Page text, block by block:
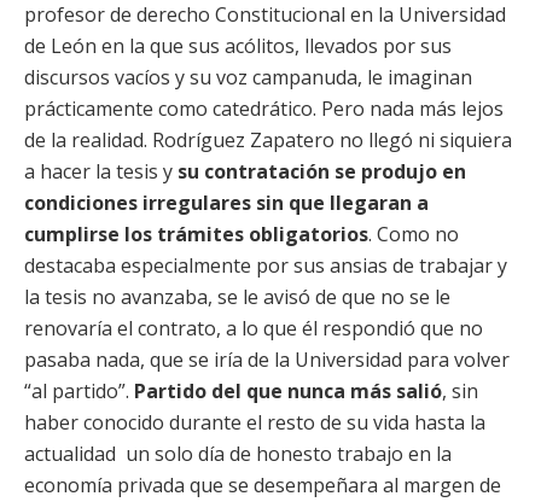
profesor de derecho Constitucional en la Universidad
de León en la que sus acólitos, llevados por sus
discursos vacíos y su voz campanuda, le imaginan
prácticamente como catedrático. Pero nada más lejos
de la realidad. Rodríguez Zapatero no llegó ni siquiera
a hacer la tesis y su contratación se produjo en
condiciones irregulares sin que llegaran a
cumplirse los trámites obligatorios. Como no
destacaba especialmente por sus ansias de trabajar y
la tesis no avanzaba, se le avisó de que no se le
renovaría el contrato, a lo que él respondió que no
pasaba nada, que se iría de la Universidad para volver
“al partido”. Partido del que nunca más salió, sin
haber conocido durante el resto de su vida hasta la
actualidad un solo día de honesto trabajo en la
economía privada que se desempeñara al margen de